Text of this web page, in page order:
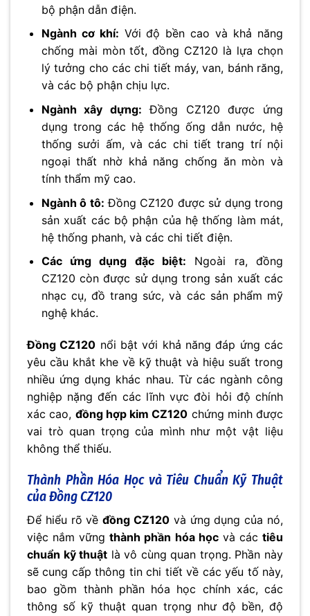
bộ phận dẫn điện.
Ngành cơ khí: Với độ bền cao và khả năng
chống mài mòn tốt, đồng CZ120 là lựa chọn
lý tưởng cho các chi tiết máy, van, bánh răng,
và các bộ phận chịu lực.
Ngành xây dựng: Đồng CZ120 được ứng
dụng trong các hệ thống ống dẫn nước, hệ
thống sưởi ấm, và các chi tiết trang trí nội
ngoại thất nhờ khả năng chống ăn mòn và
tính thẩm mỹ cao.
Ngành ô tô: Đồng CZ120 được sử dụng trong
sản xuất các bộ phận của hệ thống làm mát,
hệ thống phanh, và các chi tiết điện.
Các ứng dụng đặc biệt: Ngoài ra, đồng
CZ120 còn được sử dụng trong sản xuất các
nhạc cụ, đồ trang sức, và các sản phẩm mỹ
nghệ khác.
Đồng CZ120 nổi bật với khả năng đáp ứng các
yêu cầu khắt khe về kỹ thuật và hiệu suất trong
nhiều ứng dụng khác nhau. Từ các ngành công
nghiệp nặng đến các lĩnh vực đòi hỏi độ chính
xác cao, đồng hợp kim CZ120 chứng minh được
vai trò quan trọng của mình như một vật liệu
không thể thiếu.
Thành Phần Hóa Học và Tiêu Chuẩn Kỹ Thuật
của Đồng CZ120
Để hiểu rõ vềđồng CZ120 và ứng dụng của nó,
việc nắm vữngthành phần hóa họcvà cáctiêu
chuẩn kỹ thuật là vô cùng quan trọng. Phần này
sẽ cung cấp thông tin chi tiết về các yếu tố này,
bao gồm thành phần hóa học chính xác, các
thông số kỹ thuật quan trọng như độ bền, độ